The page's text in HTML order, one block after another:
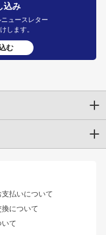
込み
ュースレター
します。
む
払いについて
について
て
ァ
ライン
イン
ライン